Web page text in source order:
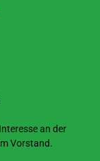
an der
Vorstand.